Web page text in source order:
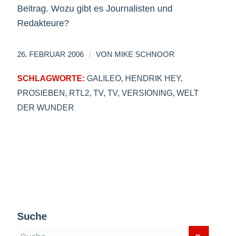
Beitrag. Wozu gibt es Journalisten und
Redakteure?
26. FEBRUAR 2006 / VON MIKE SCHNOOR
SCHLAGWORTE: GALILEO, HENDRIK HEY,
PROSIEBEN, RTL2, TV, TV, VERSIONING, WELT
DER WUNDER
Suche